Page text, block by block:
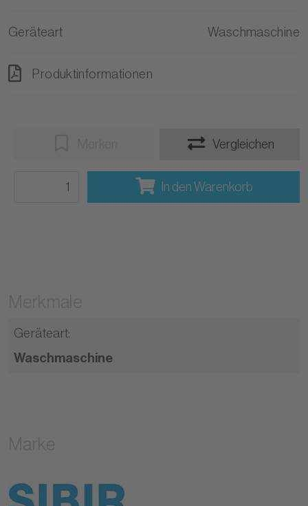
Geräteart Waschmaschine
Produktinformationen
Vergleichen
In den Warenkorb
Geräteart:
Waschmaschine